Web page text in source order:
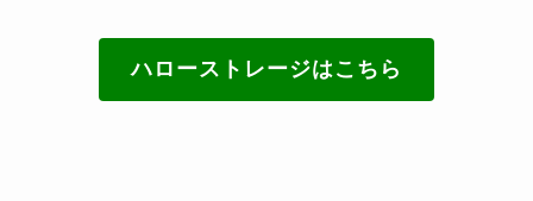
ハローストレージはこちら